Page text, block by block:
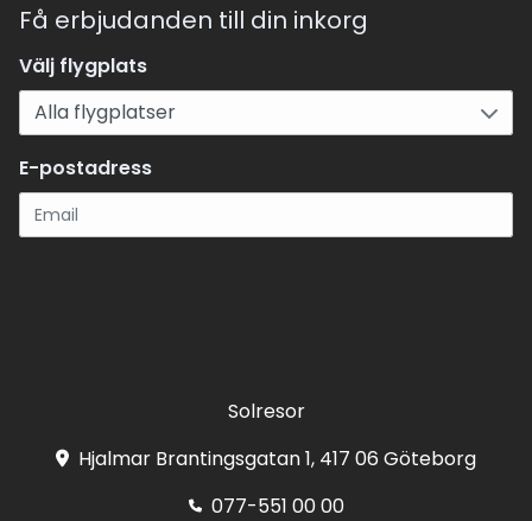
Få erbjudanden till din inkorg
Välj flygplats
E-postadress
Solresor
Hjalmar Brantingsgatan 1, 417 06 Göteborg
077-551 00 00